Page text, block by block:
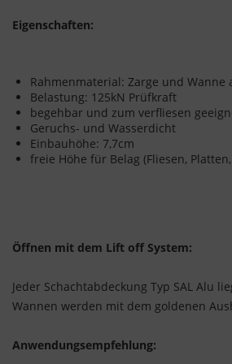
Eigenschaften:
Rahmenmaterial: Zarge und
Belastung: 125kN Prüfkraft
begehbar und zum verfliesen
Geruchs- und Wasserdicht
Einbauhöhe: 7,7cm
freie Höhe für Belag (Fliesen,
Öffnen mit dem Lift off System:
Jeder Schachtabdeckung Typ SAL Alu
Wannen werden mit dem goldenen
Anwendungsempfehlung: